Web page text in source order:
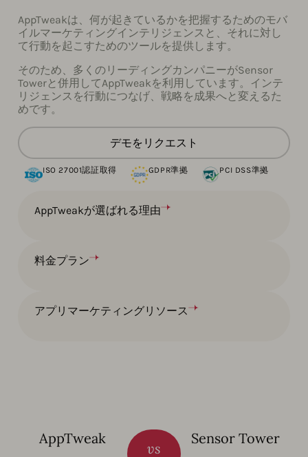
AppTweakが選ばれる理由
料金プラン
アプリマーケティングリソース
AppTweakは、何が起きているかを把握するためのモバ
イルマーケティングインテリジェンスと、それに対し
て行動を起こすためのツールを提供します。
そのため、多くのリーディングカンパニーがSensor
Towerと併用してAppTweakを利用しています。インテ
リジェンスを行動につなげ、戦略を成果へと変えるた
めです。
デモをリクエスト
ISO 27001認証取得 GDPR準拠 PCI DSS準拠
AppTweak
vs
Sensor Tower